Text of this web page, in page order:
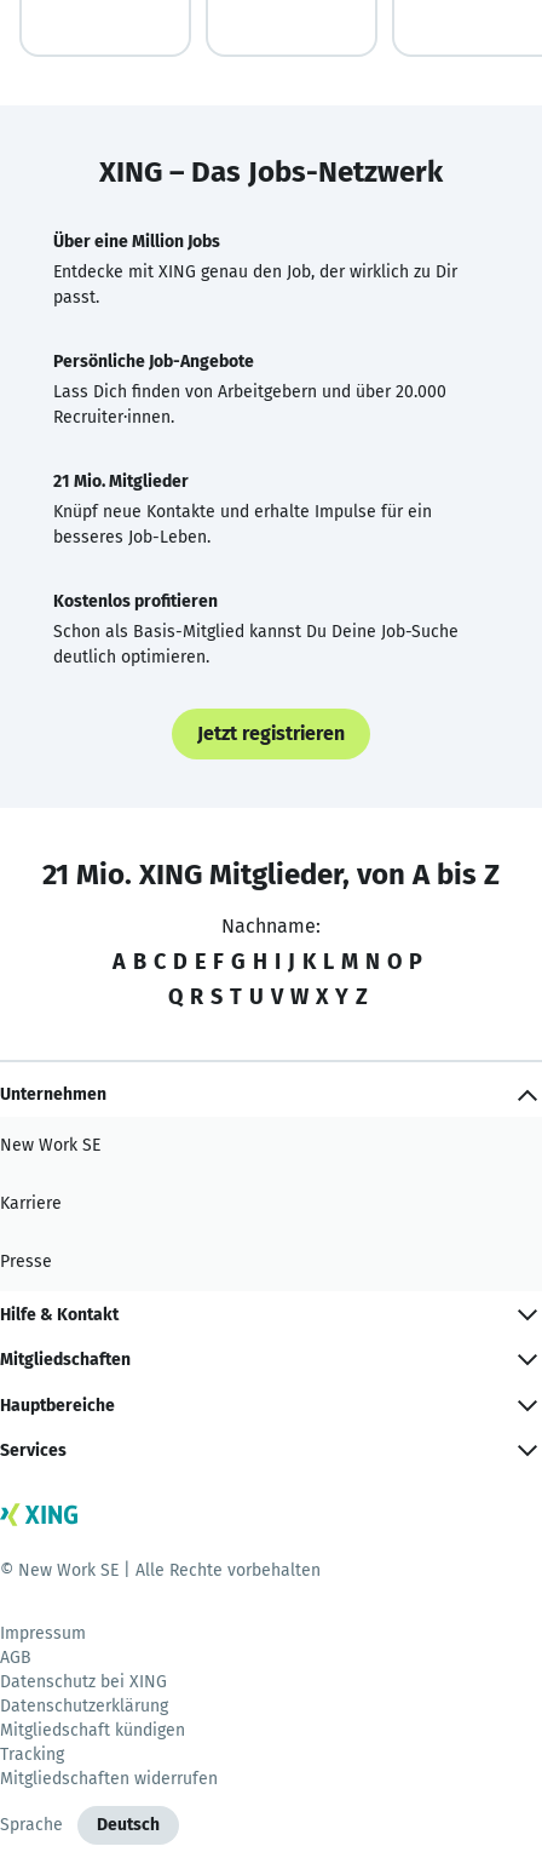
XING – Das Jobs-Netzwerk
Über eine Million Jobs
Entdecke mit XING genau den Job, der wirklich zu Dir
passt.
Persönliche Job-Angebote
Lass Dich finden von Arbeitgebern und über 20.000
Recruiter·innen.
21 Mio. Mitglieder
Knüpf neue Kontakte und erhalte Impulse für ein
besseres Job-Leben.
Kostenlos profitieren
Schon als Basis-Mitglied kannst Du Deine Job-Suche
deutlich optimieren.
Jetzt registrieren
21 Mio. XING Mitglieder, von A bis Z
Nachname:
A B C D E F G H I J K L M N O P
Q R S T U V W X Y Z
Unternehmen
New Work SE
Karriere
Presse
Hilfe & Kontakt
Mitgliedschaften
Hauptbereiche
Services
© New Work SE | Alle Rechte vorbehalten
Impressum
AGB
Datenschutz bei XING
Datenschutzerklärung
Mitgliedschaft kündigen
Tracking
Mitgliedschaften widerrufen
Sprache Deutsch